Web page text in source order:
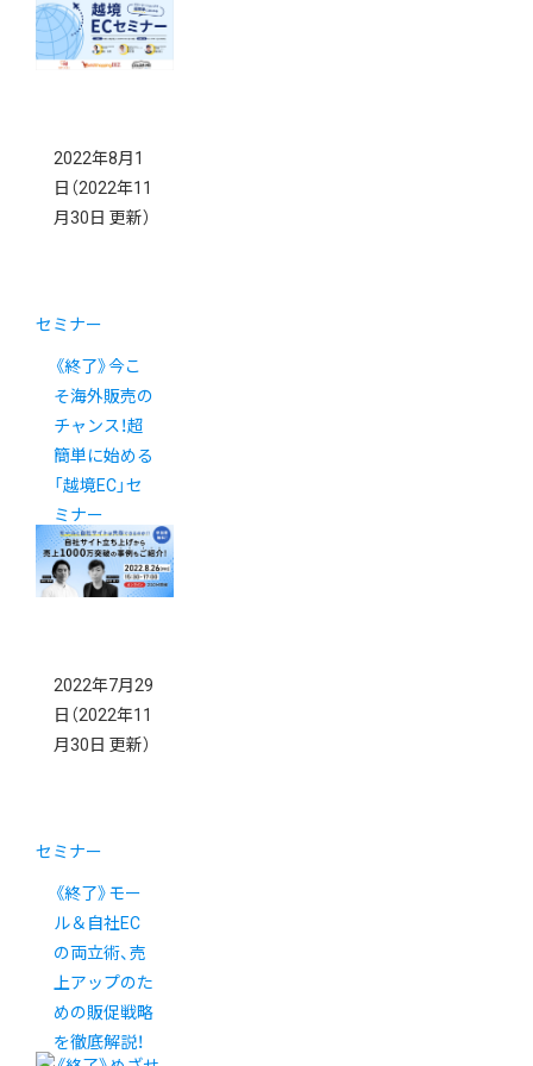
2022年8月1
日 （2022年11
月30日 更新）
セミナー
《終了》今こ
そ海外販売の
チャンス！超
簡単に始める
「越境EC」セ
ミナー
2022年7月29
日 （2022年11
月30日 更新）
セミナー
《終了》モー
ル＆自社EC
の両立術、売
上アップのた
めの販促戦略
を徹底解説！